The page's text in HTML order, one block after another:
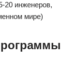
20 инженеров,
мире)